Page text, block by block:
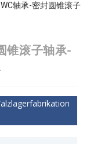
轴承-密封圆锥滚子
锥滚子轴承-